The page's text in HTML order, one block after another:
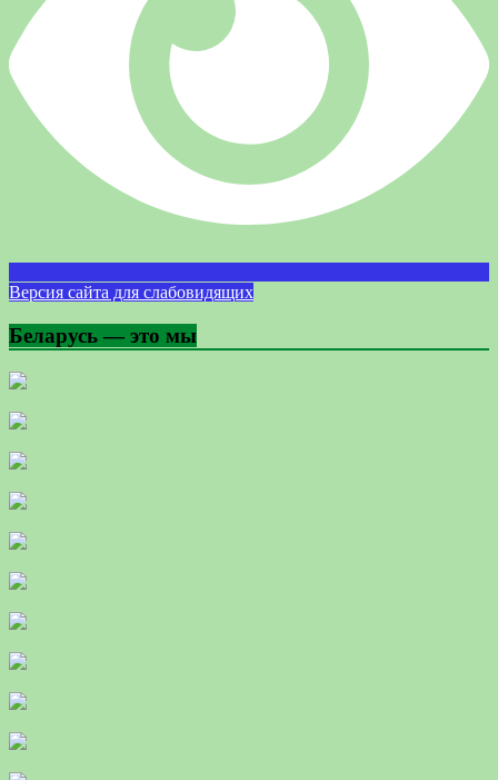
Версия сайта для слабовидящих
Беларусь — это мы